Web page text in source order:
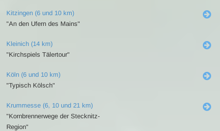
Kitzingen (6 und 10 km)
"An den Ufern des Mains"
Kleinich (14 km)
"Kirchspiels Tälertour"
Köln (6 und 10 km)
"Typisch Kölsch"
Krummesse (6, 10 und 21 km)
"Kornbrennerwege der Stecknitz-
Region"